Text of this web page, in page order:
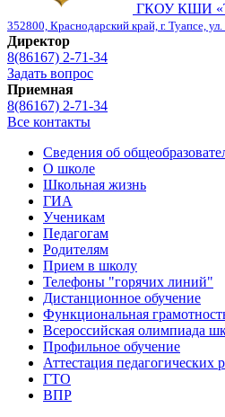
ГКОУ КШИ
352800, Краснодарский край, г. Туапсе,
Директор
8(86167) 2-71-34
Задать вопрос
Приемная
8(86167) 2-71-34
Все контакты
Сведения об
О школе
Школьная жизнь
ГИА
Ученикам
Педагогам
Родителям
Прием в школу
Телефоны "горячих линий"
Дистанционное обучение
Функциональная
Всероссийская олимпиада
Профильное обучение
Аттестация педагогических
ГТО
ВПР